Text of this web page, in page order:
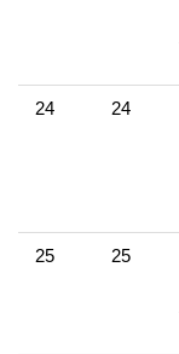
24 24
25 25